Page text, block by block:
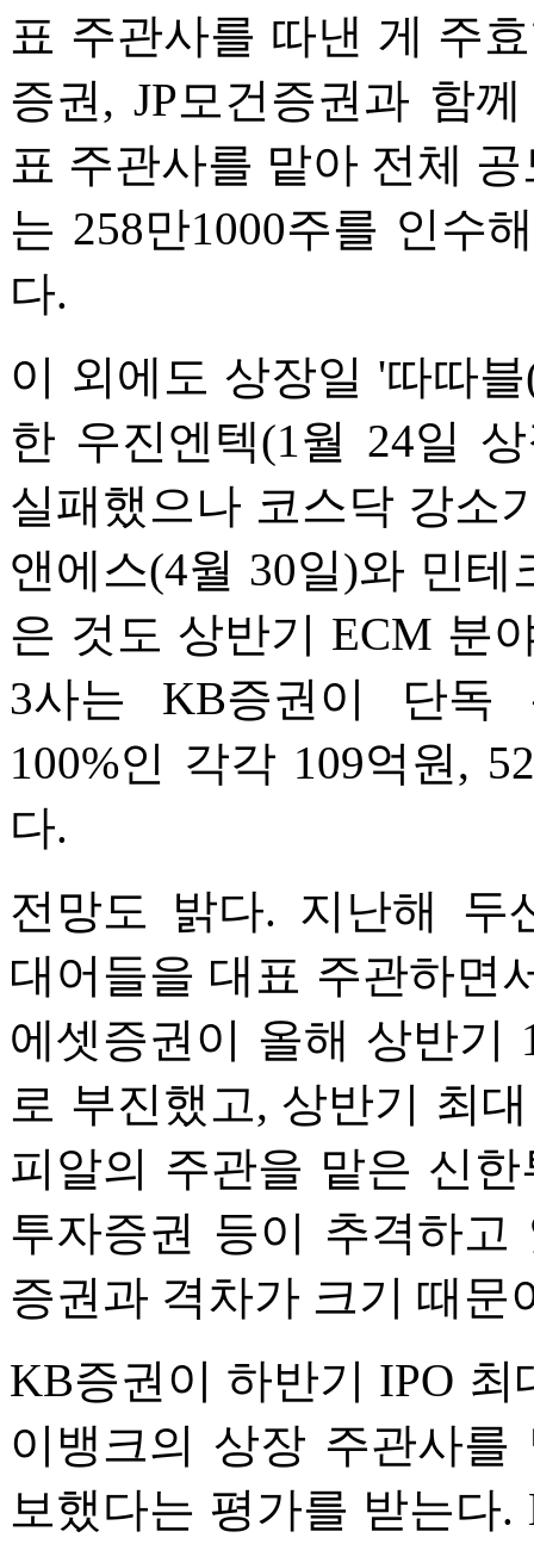
표 주관사를 따낸 게 주
증권, JP모건증권과 함
표 주관사를 맡아 전체
는 258만1000주를 인수
다.
이 외에도 상장일 '따따
한 우진엔텍(1월 24일
실패했으나 코스닥 강소
앤에스(4월 30일)와 민
은 것도 상반기 ECM 분
3사는 KB증권이 단독
100%인 각각 109억원,
다.
전망도 밝다. 지난해 두
대어들을 대표 주관하면
에셋증권이 올해 상반기
로 부진했고, 상반기 최
피알의 주관을 맡은 신
투자증권 등이 추격하고
증권과 격차가 크기 때문
KB증권이 하반기 IPO
이뱅크의 상장 주관사
보했다는 평가를 받는다